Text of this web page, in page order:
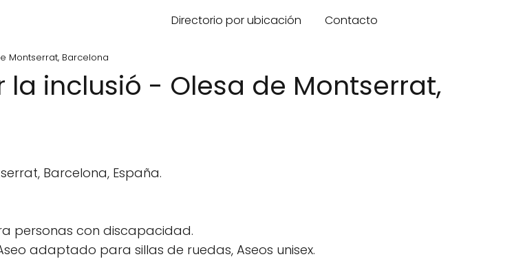
Directorio por ubicación Contacto
Montserrat, Barcelona
inclusió - Olesa de Montserrat,
Barcelona, España.
personas con discapacidad.
adaptado para sillas de ruedas, Aseos unisex.